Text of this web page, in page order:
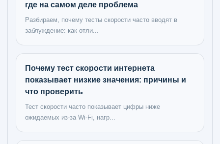
где на самом деле проблема
Разбираем, почему тесты скорости часто вводят в
заблуждение: как отли...
Почему тест скорости интернета
показывает низкие значения: причины и
что проверить
Тест скорости часто показывает цифры ниже
ожидаемых из-за Wi-Fi, нагр...